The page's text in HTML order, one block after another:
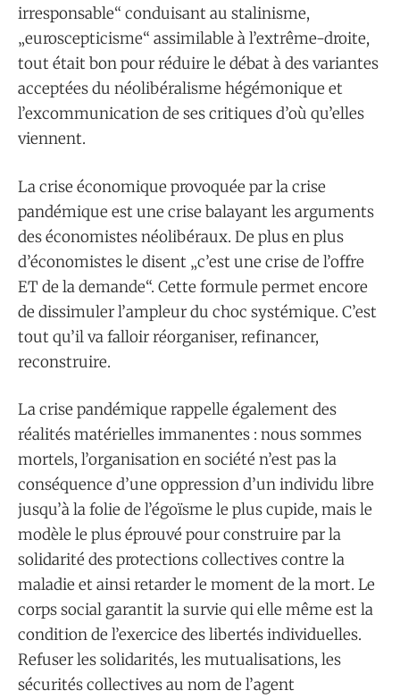
irresponsable“ conduisant au stalinisme,
„euroscepticisme“ assimilable à l’extrême-droite,
tout était bon pour réduire le débat à des variantes
acceptées du néolibéralisme hégémonique et
l’excommunication de ses critiques d’où qu’elles
viennent.
La crise économique provoquée par la crise
pandémique est une crise balayant les arguments
des économistes néolibéraux. De plus en plus
d’économistes le disent „c’est une crise de l’offre
ET de la demande“. Cette formule permet encore
de dissimuler l’ampleur du choc systémique. C’est
tout qu’il va falloir réorganiser, refinancer,
reconstruire.
La crise pandémique rappelle également des
réalités matérielles immanentes : nous sommes
mortels, l’organisation en société n’est pas la
conséquence d’une oppression d’un individu libre
jusqu’à la folie de l’égoïsme le plus cupide, mais le
modèle le plus éprouvé pour construire par la
solidarité des protections collectives contre la
maladie et ainsi retarder le moment de la mort. Le
corps social garantit la survie qui elle même est la
condition de l’exercice des libertés individuelles.
Refuser les solidarités, les mutualisations, les
sécurités collectives au nom de l’agent